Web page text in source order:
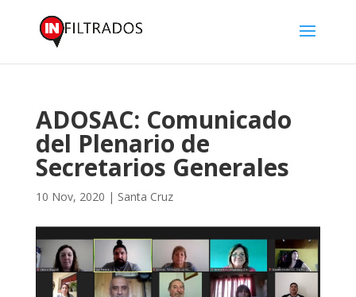
ADOSAC: Comunicado
del Plenario de
Secretarios Generales
10 Nov, 2020 | Santa Cruz